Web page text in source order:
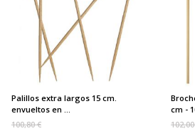
Palillos extra largos 15 cm.
envueltos en ...
100,80 €
cm -